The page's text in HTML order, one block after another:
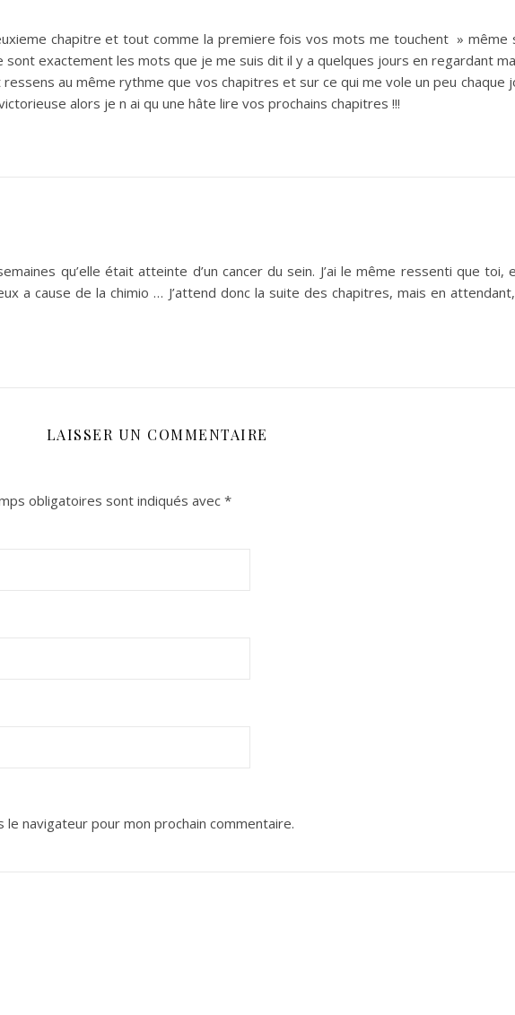
chapitre et tout comme la premiere fois vos mots me touchent » même
sont exactement les mots que je me suis dit il y a quelques jours en regardant
au même rythme que vos chapitres et sur ce qui me vole un peu chaque
alors je n ai qu une hâte lire vos prochains chapitres !!!
qu’elle était atteinte d’un cancer du sein. J’ai le même ressenti que toi,
a cause de la chimio … J’attend donc la suite des chapitres, mais en
LAISSER UN COMMENTAIRE
obligatoires sont indiqués avec *
navigateur pour mon prochain commentaire.